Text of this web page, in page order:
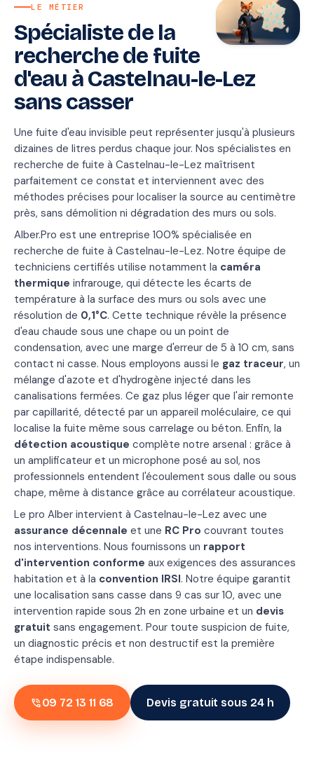
LE MÉTIER
Spécialiste de la
recherche de fuite
d'eau à Castelnau-le-Lez
sans casser
Une fuite d'eau invisible peut représenter jusqu'à plusieurs
dizaines de litres perdus chaque jour. Nos spécialistes en
recherche de fuite à Castelnau-le-Lez maîtrisent
parfaitement ce constat et interviennent avec des
méthodes précises pour localiser la source au centimètre
près, sans démolition ni dégradation des murs ou sols.
Alber.Pro est une entreprise 100% spécialisée en
recherche de fuite à Castelnau-le-Lez. Notre équipe de
techniciens certifiés utilise notamment la caméra
thermique infrarouge, qui détecte les écarts de
température à la surface des murs ou sols avec une
résolution de 0,1°C. Cette technique révèle la présence
d'eau chaude sous une chape ou un point de
condensation, avec une marge d'erreur de 5 à 10 cm, sans
contact ni casse. Nous employons aussi le gaz traceur, un
mélange d'azote et d'hydrogène injecté dans les
canalisations fermées. Ce gaz plus léger que l'air remonte
par capillarité, détecté par un appareil moléculaire, ce qui
localise la fuite même sous carrelage ou béton. Enfin, la
détection acoustique complète notre arsenal : grâce à
un amplificateur et un microphone posé au sol, nos
professionnels entendent l'écoulement sous dalle ou sous
chape, même à distance grâce au corrélateur acoustique.
Le pro Alber intervient à Castelnau-le-Lez avec une
assurance décennale et une RC Pro couvrant toutes
nos interventions. Nous fournissons un rapport
d'intervention conforme aux exigences des assurances
habitation et à la convention IRSI. Notre équipe garantit
une localisation sans casse dans 9 cas sur 10, avec une
intervention rapide sous 2h en zone urbaine et un devis
gratuit sans engagement. Pour toute suspicion de fuite,
un diagnostic précis et non destructif est la première
étape indispensable.
phone_in_talk09 72 13 11 68 Devis gratuit sous 24 h